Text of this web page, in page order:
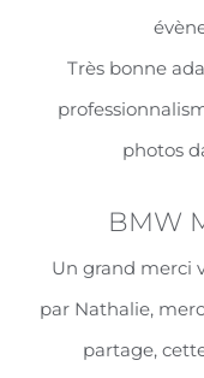
Très bonne
photos
BMW
Un grand merci
par Nathalie,
partage,